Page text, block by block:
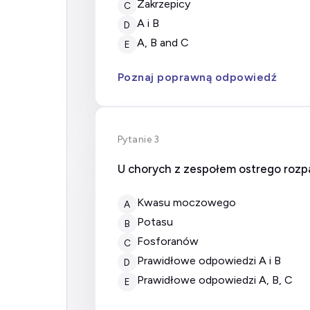
C zakrzepicy
D A i B
E A, B and C
Poznaj poprawną odpowiedź
Pytanie 3
U chorych z zespołem ostrego
A kwasu moczowego
B potasu
C fosforanów
D prawidłowe odpowiedzi A i B
E prawidłowe odpowiedzi A, B, C